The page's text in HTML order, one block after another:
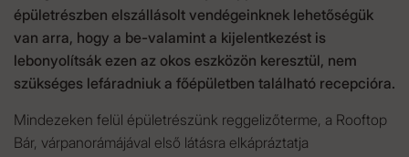
épületrészben elszállásolt vendégeinknek lehetőségük
van arra, hogy a be-valamint a kijelentkezést is
lebonyolítsák ezen az okos eszközön keresztül, nem
szükséges lefáradniuk a főépületben található recepcióra.
Mindezeken felül épületrészünk reggelizőterme, a Rooftop
Bár, várpanorámájával első látásra elkápráztatja